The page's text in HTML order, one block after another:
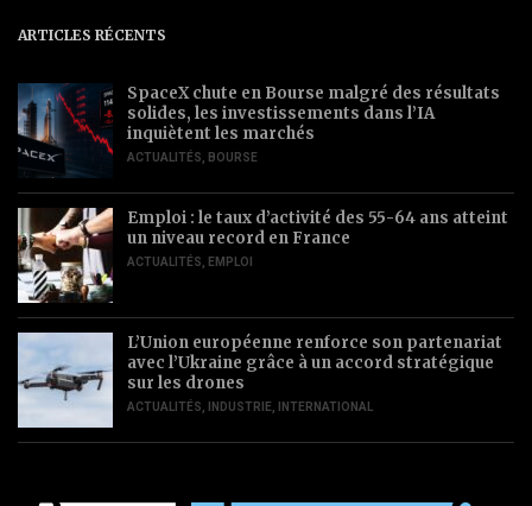
ARTICLES RÉCENTS
SpaceX chute en Bourse malgré des résultats
solides, les investissements dans l’IA
inquiètent les marchés
ACTUALITÉS, BOURSE
Emploi : le taux d’activité des 55-64 ans atteint
un niveau record en France
ACTUALITÉS, EMPLOI
L’Union européenne renforce son partenariat
avec l’Ukraine grâce à un accord stratégique
sur les drones
ACTUALITÉS, INDUSTRIE, INTERNATIONAL